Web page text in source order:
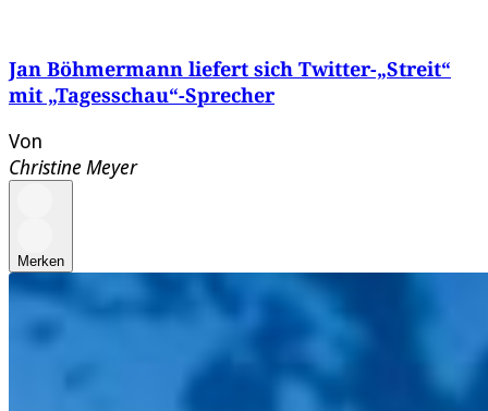
Jan Böhmermann liefert sich Twitter-„Streit“
mit „Tagesschau“-Sprecher
Von
Christine Meyer
Merken